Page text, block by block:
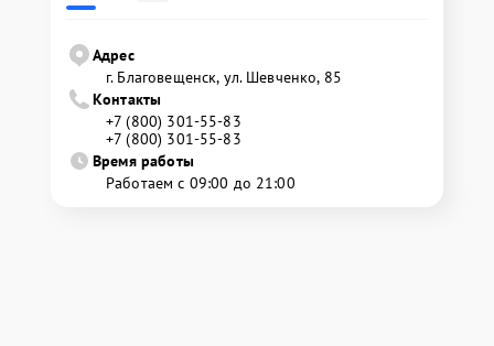
Адрес
г. Благовещенск, ул. Шевченко, 85
Контакты
+7 (800) 301-55-83
+7 (800) 301-55-83
Время работы
Работаем с 09:00 до 21:00